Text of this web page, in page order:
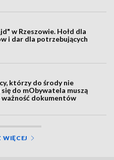
w Rzeszowie. Hołd dla
i dar dla potrzebujących
którzy do środy nie
do mObywatela muszą
dokumentów